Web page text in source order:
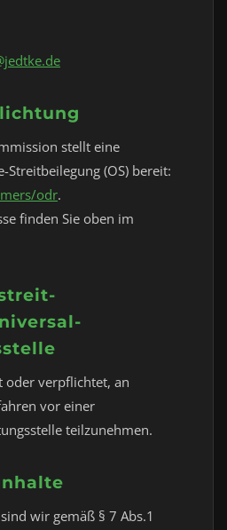
stellt eine
(OS) bereit:
odr.
finden Sie oben im
oder verpflichtet, an
vor einer
teilzunehmen.
wir gemäß § 7 Abs.1